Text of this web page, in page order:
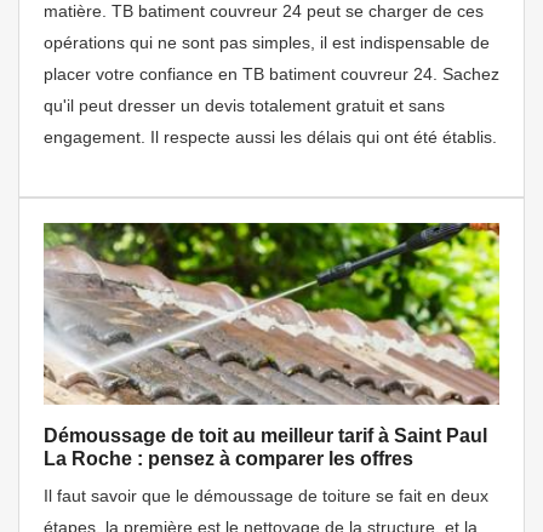
matière. TB batiment couvreur 24 peut se charger de ces
opérations qui ne sont pas simples, il est indispensable de
placer votre confiance en TB batiment couvreur 24. Sachez
qu'il peut dresser un devis totalement gratuit et sans
engagement. Il respecte aussi les délais qui ont été établis.
Démoussage de toit au meilleur tarif à Saint Paul
La Roche : pensez à comparer les offres
Il faut savoir que le démoussage de toiture se fait en deux
étapes, la première est le nettoyage de la structure, et la